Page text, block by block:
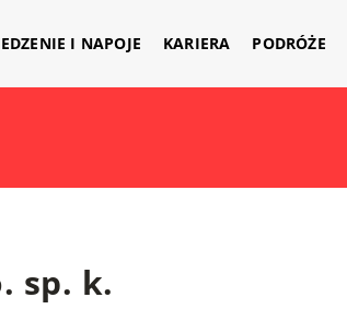
I NAPOJE KARIERA PODRÓŻE
sp. k.